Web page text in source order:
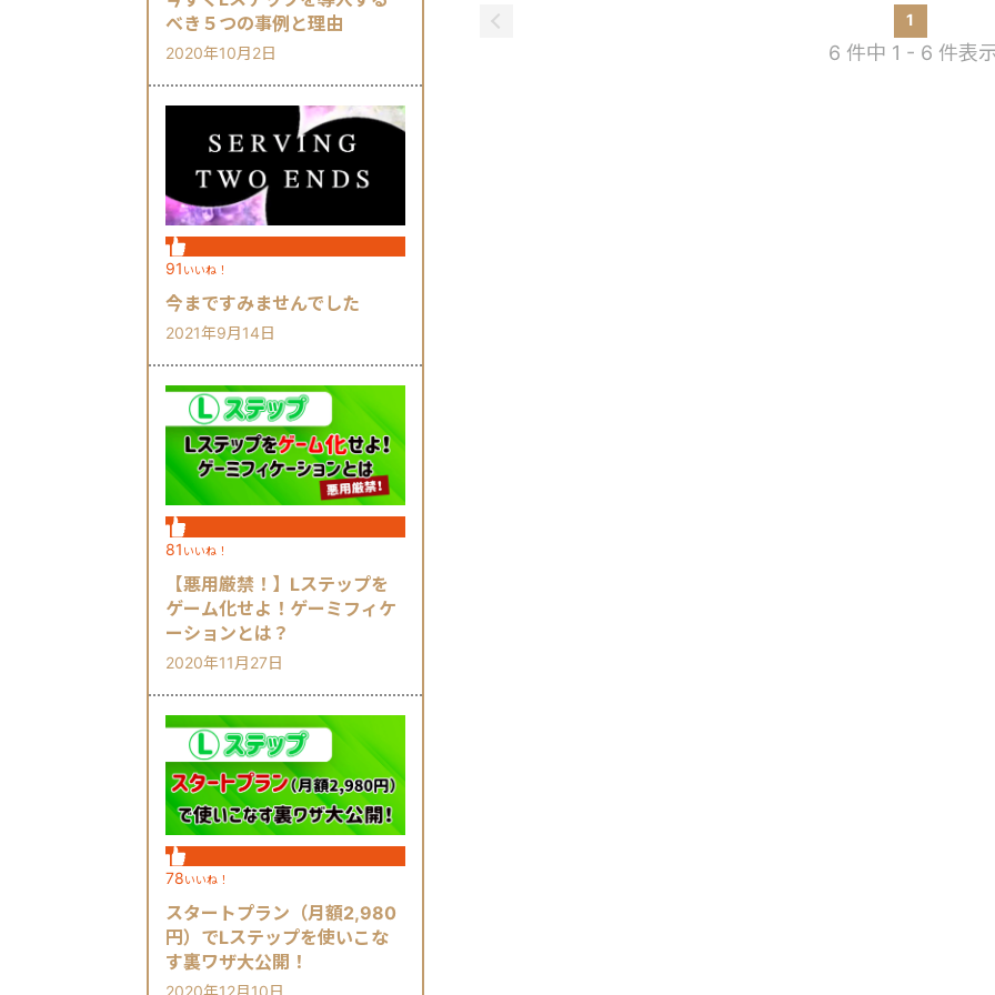
べき５つの事例と理由
2020年10月2日
91 いいね！
今まですみませんでした
2021年9月14日
81 いいね！
【悪用厳禁！】Lステップを
ゲーム化せよ！ゲーミフィケ
ーションとは？
2020年11月27日
78いいね！
スタートプラン（月額2,980
円）でLステップを使いこな
す裏ワザ大公開！
1
6 件中 1 - 6 件表